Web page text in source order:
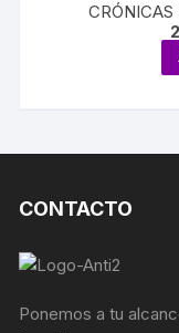
CONTACTO
Ponemos a tu